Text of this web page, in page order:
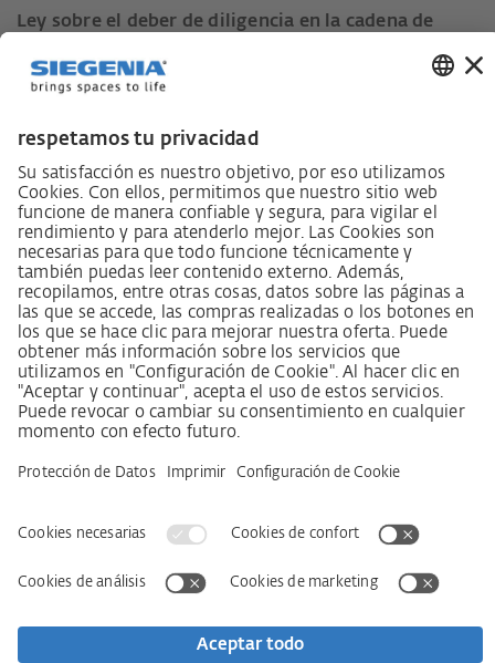
Ley sobre el deber de diligencia en la cadena de
Código de conducta para proveedores
diligencia en la cadena de suministro)
Declaración de principios sobre la estrategia de
derechos humanos
Procedimiento de reclamación según §§ 8, 9 de la ley
sobre el deber de diligencia en la cadena de suministro
Aviso legal
AVB / AGB
Declaración de protección de datos
Declaración de accesibilidad
Descargas
Kontakt